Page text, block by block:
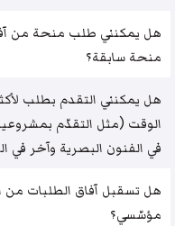
هل يمكنني طلب منحة من
منحة سابقة؟
هل يمكنني التقدم بطلب
الوقت (مثل التقدّم
في الفنون البصرية وآخر في
هل تسقبل آفاق الطلبات من
مؤسّسي؟